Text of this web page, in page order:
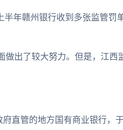
年赣州银行收到多张监管罚
出了较大努力。但是，江西
直管的地方国有商业银行，